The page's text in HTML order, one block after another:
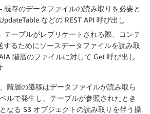
既存のデータファイルの読み取りを必要と
などの REST API 呼び出し
テーブルがレプリケートされる際、コンテ
するためにソースデータファイルを読み取
階層のファイルに対して Get 呼び出し
階層の遷移はデータファイルが読み取ら
ルで発生し、テーブルが参照されたとき
なる S3 オブジェクトの読み取りを伴う操